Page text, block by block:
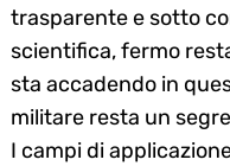
trasparente e sotto
scientifica, fermo
sta accadendo in
militare resta un
I campi di